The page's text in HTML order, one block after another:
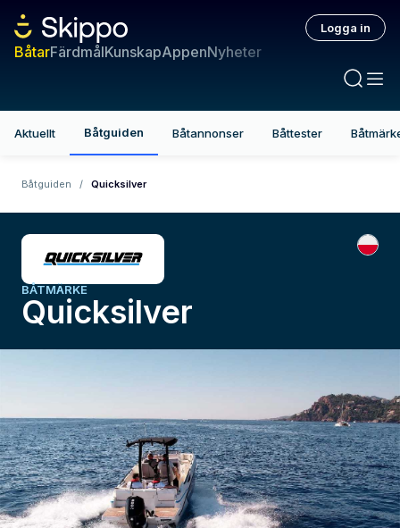
BåtarFärdmålKunskapAppenNyheter
Logga in
Aktuellt Båtguiden Båtannonser Båttester
Båtguiden / Quicksilver
BÅTMÄRKE
Quicksilver